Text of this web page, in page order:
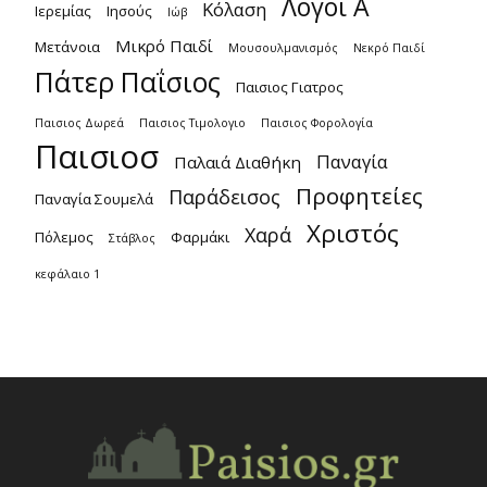
Ιερεμίας Ιησούς Ιώβ Κόλαση
Μετάνοια Μικρό Παιδί Μουσουλμανισμός Νεκρό Παιδί
Πάτερ Παΐσιος Παισιος Γιατρος
Παισιος Δωρεά Παισιος Τιμολογιο Παισιος Φορολογία
Παισιοσ Παλαιά Διαθήκη Παναγία
Παναγία Σουμελά Παράδεισος Προφητείες
Πόλεμος Στάβλος Φαρμάκι Χαρά Χριστός
κεφάλαιο 1